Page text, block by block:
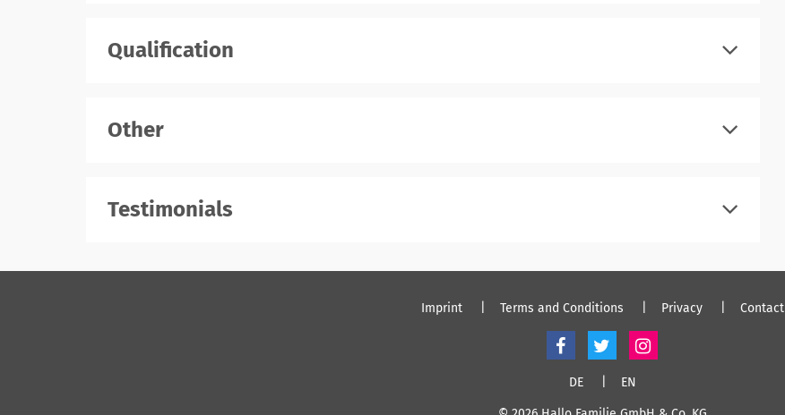
Qualification
Other
Testimonials
Imprint Terms and Conditions Privacy Contact
DE EN